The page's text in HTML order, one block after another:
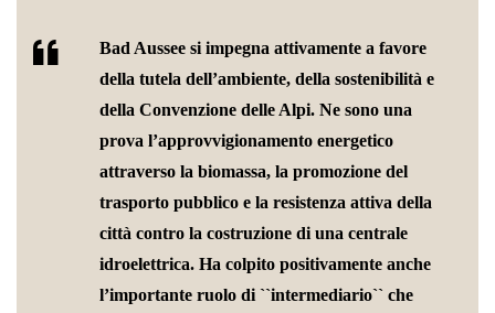
Bad Aussee si impegna attivamente a favore
della tutela dell’ambiente, della sostenibilità e
della Convenzione delle Alpi. Ne sono una
prova l’approvvigionamento energetico
attraverso la biomassa, la promozione del
trasporto pubblico e la resistenza attiva della
città contro la costruzione di una centrale
idroelettrica. Ha colpito positivamente anche
l’importante ruolo di ``intermediario`` che